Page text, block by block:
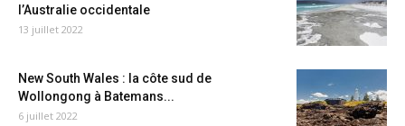
l’Australie occidentale
13 juillet 2022
New South Wales : la côte sud de
Wollongong à Batemans...
6 juillet 2022